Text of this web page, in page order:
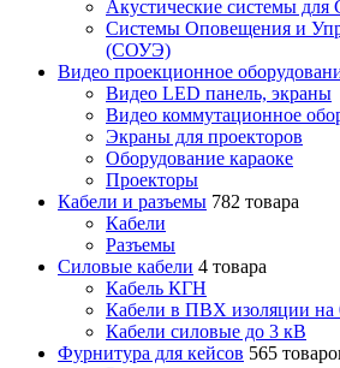
Акустические системы
Системы Оповещения и
(СОУЭ)
Видео проекционное
Видео LED панель, экраны
Видео коммутационное
Экраны для проекторов
Оборудование караоке
Проекторы
Кабели и разъемы 782 товара
Кабели
Разъемы
Силовые кабели 4 товара
Кабель КГН
Кабели в ПВХ изоляции на
Кабели силовые до 3 кВ
Фурнитура для кейсов 565